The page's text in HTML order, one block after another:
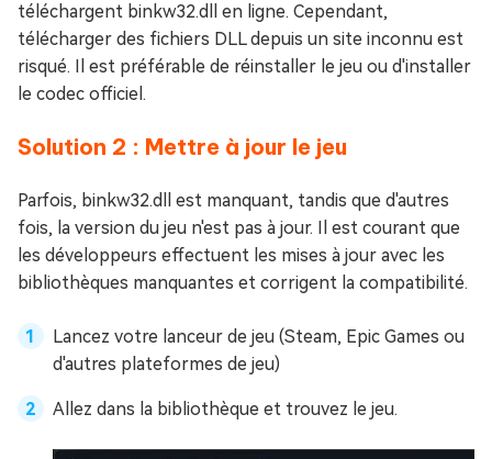
téléchargent binkw32.dll en ligne. Cependant,
télécharger des fichiers DLL depuis un site inconnu est
risqué. Il est préférable de réinstaller le jeu ou d'installer
le codec officiel.
Solution 2 : Mettre à jour le jeu
Parfois, binkw32.dll est manquant, tandis que d'autres
fois, la version du jeu n'est pas à jour. Il est courant que
les développeurs effectuent les mises à jour avec les
bibliothèques manquantes et corrigent la compatibilité.
Lancez votre lanceur de jeu (Steam, Epic Games ou
d'autres plateformes de jeu)
Allez dans la bibliothèque et trouvez le jeu.